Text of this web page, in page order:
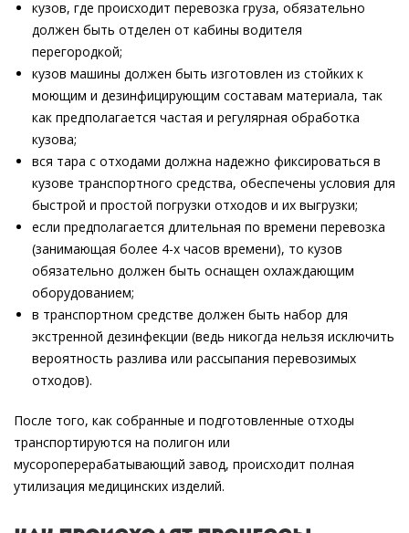
кузов, где происходит перевозка груза, обязательно
должен быть отделен от кабины водителя
перегородкой;
кузов машины должен быть изготовлен из стойких к
моющим и дезинфицирующим составам материала, так
как предполагается частая и регулярная обработка
кузова;
вся тара с отходами должна надежно фиксироваться в
кузове транспортного средства, обеспечены условия для
быстрой и простой погрузки отходов и их выгрузки;
если предполагается длительная по времени перевозка
(занимающая более 4-х часов времени), то кузов
обязательно должен быть оснащен охлаждающим
оборудованием;
в транспортном средстве должен быть набор для
экстренной дезинфекции (ведь никогда нельзя исключить
вероятность разлива или рассыпания перевозимых
отходов).
После того, как собранные и подготовленные отходы
транспортируются на полигон или
мусороперерабатывающий завод, происходит полная
утилизация медицинских изделий.